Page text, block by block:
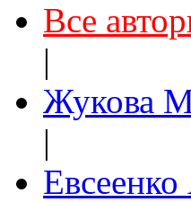
Все
|
Жукова
|